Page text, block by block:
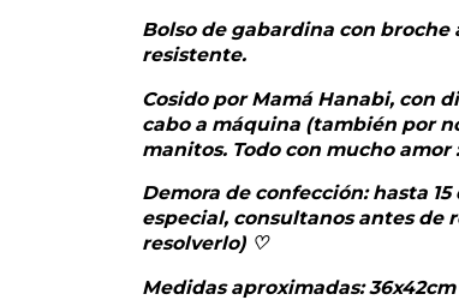
Bolso de gabardina con
resistente.
Cosido por Mamá Hanabi, con
cabo a máquina (también por
manitos. Todo con mucho amor
Demora de confección: hasta
especial, consultanos antes de
resolverlo) ♡
Medidas aproximadas: 36x42cm